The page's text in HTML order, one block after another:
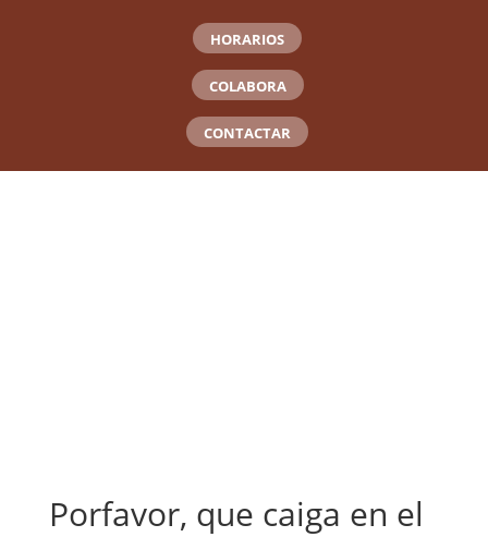
HORARIOS
COLABORA
CONTACTAR
Porfavor, que caiga en el